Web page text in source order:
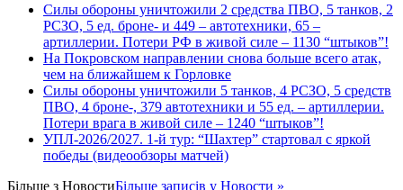
Силы обороны уничтожили 2 средства ПВО, 5 танков, 2
РСЗО, 5 ед. броне- и 449 – автотехники, 65 –
артиллерии. Потери РФ в живой силе – 1130 “штыков”!
На Покровском направлении снова больше всего атак,
чем на ближайшем к Горловке
Силы обороны уничтожили 5 танков, 4 РСЗО, 5 средств
ПВО, 4 броне-, 379 автотехники и 55 ед. – артиллерии.
Потери врага в живой силе – 1240 “штыков”!
УПЛ-2026/2027. 1-й тур: “Шахтер” стартовал с яркой
победы (видеообзоры матчей)
Більше з НовостиБільше записів у Новости »